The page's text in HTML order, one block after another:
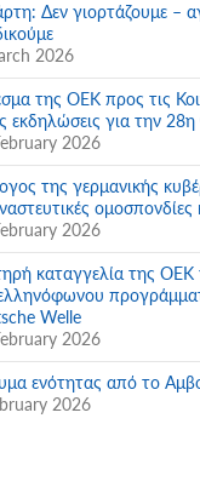
Δεν γιορτάζουμε –
2026
της ΟΕΚ προς τις
εκδηλώσεις για την
2026
της γερμανικής
ομοσπονδίες
2026
καταγγελία της ΟΕΚ
Welle
2026
ενότητας από το
2026